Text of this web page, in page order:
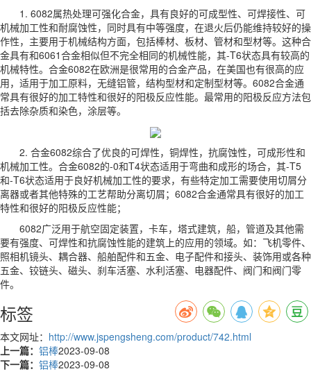
1. 6082属热处理可强化合金，具有良好的可成型性、可焊接性、可
机械加工性和耐腐蚀性，同时具有中等强度，在退火后仍能维持较好的操
作性，主要用于机械结构方面，包括棒材、板材、管材和型材等。这种合
金具有和6061合金相似但不完全相同的机械性能，其-T6状态具有较高的
机械特性。合金6082在欧洲是很常用的合金产品，在美国也有很高的应
用，适用于加工原料，无缝铝管，结构型材和定制型材等。6082合金通
常具有很好的加工特性和很好的阳极反应性能。最常用的阳极反应方法包
括去除杂质和染色，涂层等。
2. 合金6082综合了优良的可焊性，铜焊性，抗腐蚀性，可成形性和
机械加工性。合金6082的-0和T4状态适用于弯曲和成形的场合，其-T5
和-T6状态适用于良好机械加工性的要求，有些特定加工需要使用切屑分
离器或者其他特殊的工艺帮助分离切屑；6082合金通常具有很好的加工
特性和很好的阳极反应性能；
6082广泛用于航空固定装置，卡车，塔式建筑，船，管道及其他需
要有强度、可焊性和抗腐蚀性能的建筑上的应用的领域。如：飞机零件、
照相机镜头、耦合器、船舶配件和五金、电子配件和接头、装饰用或各种
五金、铰链头、磁头、刹车活塞、水利活塞、电器配件、阀门和阀门零
件。
标签
本文网址： http://www.jspengsheng.com/product/742.html
上一篇： 铝棒2023-09-08
下一篇： 铝棒2023-09-08